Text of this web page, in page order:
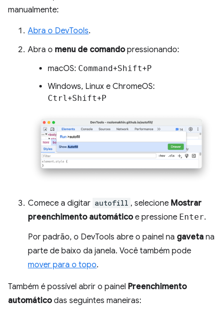
manualmente:
Abra o DevTools.
Abra o menu de comandopressionando:
macOS: Command+Shift+P
Windows, Linux e ChromeOS:
Ctrl+Shift+P
Comece a digitar autofill , selecione Mostrar
preenchimento automáticoe pressione Enter.
Por padrão, o DevTools abre o painel na gaveta na
parte de baixo da janela. Você também pode
mover para o topo.
Também é possível abrir o painel Preenchimento
automáticodas seguintes maneiras: